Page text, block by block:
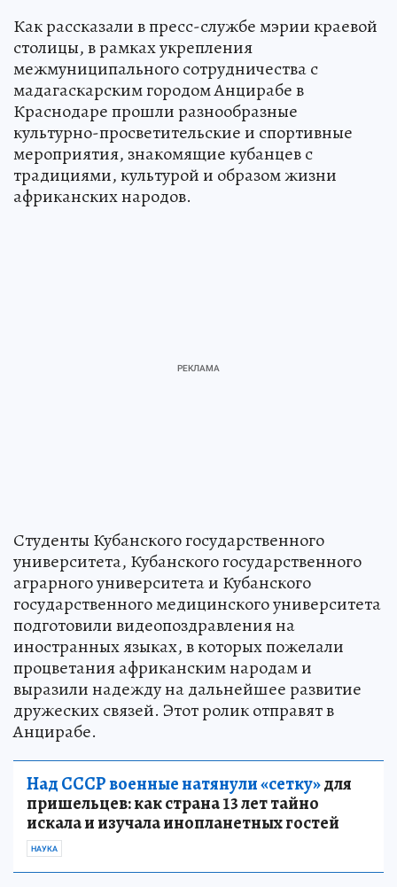
Как рассказали в пресс-службе мэрии краевой
столицы, в рамках укрепления
межмуниципального сотрудничества с
мадагаскарским городом Анцирабе в
Краснодаре прошли разнообразные
культурно-просветительские и спортивные
мероприятия, знакомящие кубанцев с
традициями, культурой и образом жизни
африканских народов.
Студенты Кубанского государственного
университета, Кубанского государственного
аграрного университета и Кубанского
государственного медицинского университета
подготовили видеопоздравления на
иностранных языках, в которых пожелали
процветания африканским народам и
выразили надежду на дальнейшее развитие
дружеских связей. Этот ролик отправят в
Анцирабе.
Над СССР военные натянули «сетку»для
пришельцев: как страна 13 лет тайно
искала и изучала инопланетных гостей
НАУКА